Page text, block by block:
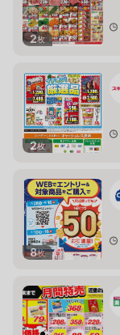
2枚
2枚
8枚